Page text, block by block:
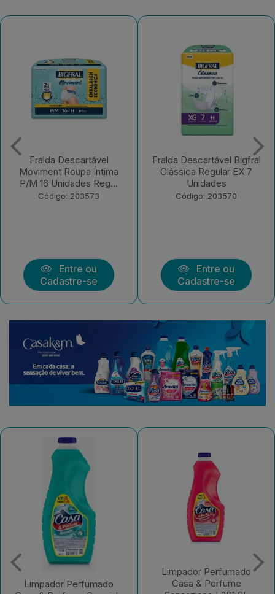
Fralda Descartável Bigfral
Clássica Regular EX 7
Unidades
Código: 203570
Entre ou
Cadastre-se
Fralda Descartável Bigfral
Clássica Regular G 7
Unidades
Código: 203569
Entre ou
Cadastre-se
Casa & Perfume
Limpador Perfumado
Casa & Perfume A